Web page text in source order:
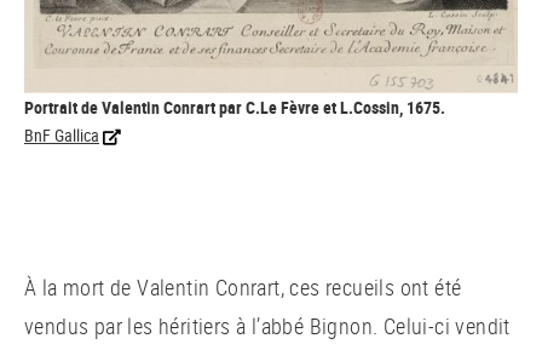
Portrait de Valentin Conrart par C.Le Fèvre et L.Cossin, 1675.
BnF Gallica
À la mort de Valentin Conrart, ces recueils ont été
vendus par les héritiers à l’abbé Bignon. Celui-ci vendit